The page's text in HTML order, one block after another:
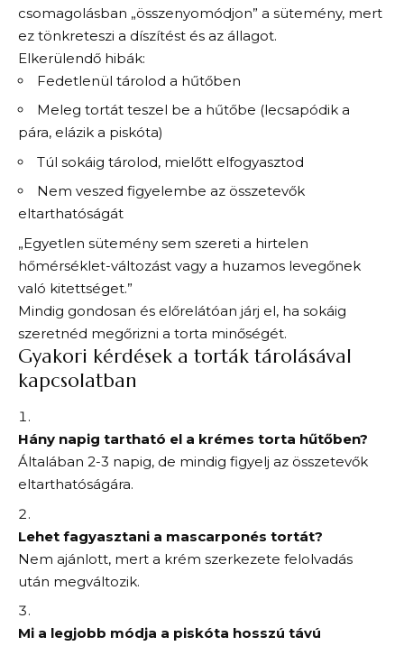
csomagolásban „összenyomódjon” a sütemény, mert
ez tönkreteszi a díszítést és az állagot.
Elkerülendő hibák:
Fedetlenül tárolod a hűtőben
Meleg tortát teszel be a hűtőbe (lecsapódik a
pára, elázik a piskóta)
Túl sokáig tárolod, mielőtt elfogyasztod
Nem veszed figyelembe az összetevők
eltarthatóságát
„Egyetlen sütemény sem szereti a hirtelen
hőmérséklet-változást vagy a huzamos levegőnek
való kitettséget.”
Mindig gondosan és előrelátóan járj el, ha sokáig
szeretnéd megőrizni a torta minőségét.
Gyakori kérdések a torták tárolásával
kapcsolatban
Hány napig tartható el a krémes torta hűtőben?
Általában 2-3 napig, de mindig figyelj az összetevők
eltarthatóságára.
Lehet fagyasztani a mascarponés tortát?
Nem ajánlott, mert a krém szerkezete felolvadás
után megváltozik.
Mi a legjobb módja a piskóta hosszú távú